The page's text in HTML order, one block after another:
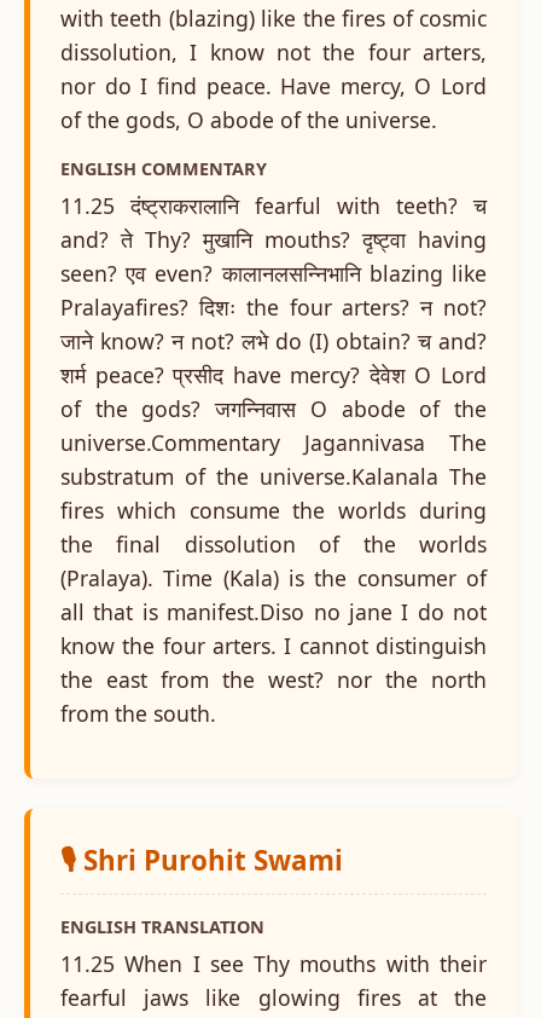
with teeth (blazing) like the fires of cosmic
dissolution, I know not the four arters,
nor do I find peace. Have mercy, O Lord
of the gods, O abode of the universe.
ENGLISH COMMENTARY
11.25 दंष्ट्राकरालानि fearful with teeth? च
and? ते Thy? मुखानि mouths? दृष्ट्वा having
seen? एव even? कालानलसन्निभानि blazing like
Pralayafires? दिशः the four arters? न not?
जाने know? न not? लभे do (I) obtain? च and?
शर्म peace? प्रसीद have mercy? देवेश O Lord
of the gods? जगन्निवास O abode of the
universe.Commentary Jagannivasa The
substratum of the universe.Kalanala The
fires which consume the worlds during
the final dissolution of the worlds
(Pralaya). Time (Kala) is the consumer of
all that is manifest.Diso no jane I do not
know the four arters. I cannot distinguish
the east from the west? nor the north
from the south.
🎙️ Shri Purohit Swami
ENGLISH TRANSLATION
11.25 When I see Thy mouths with their
fearful jaws like glowing fires at the